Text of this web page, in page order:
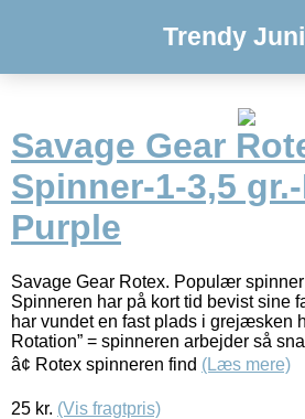
Trendy
Savage Gear
Spinner-1-3,5
Purple
Savage Gear Rotex. Populær
Spinneren har på kort tid bevist sine
har vundet en fast plads i grejæsken
Rotation” = spinneren arbejder så
â¢ Rotex spinneren find (Læs mere)
25 kr. (Vis fragtpris)